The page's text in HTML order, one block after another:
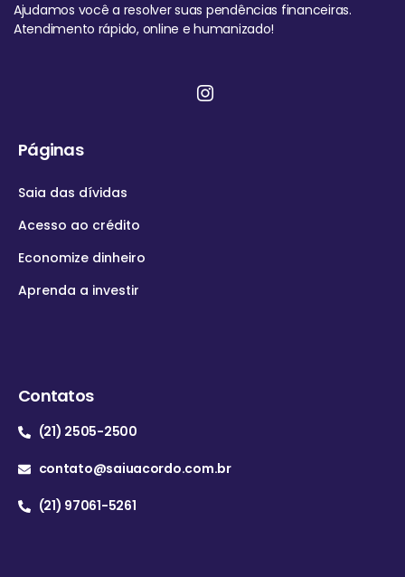
Ajudamos você a resolver suas pendências financeiras.
Atendimento rápido, online e humanizado!
Páginas
Saia das dívidas
Acesso ao crédito
Economize dinheiro
Aprenda a investir
Contatos
(21) 2505-2500
contato@saiuacordo.com.br
(21) 97061-5261